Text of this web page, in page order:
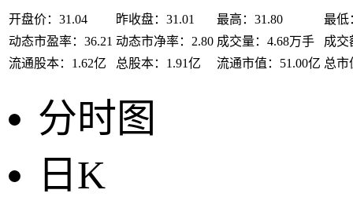
开盘价： 31.04 昨收盘： 31.01 最高： 31.80
最低
动态市盈率： 36.21 动态市净率： 2.80 成交量： 4.68万手
成交
流通股本： 1.62亿 总股本： 1.91亿 流通市值： 51.00亿 总市
分时图
日K